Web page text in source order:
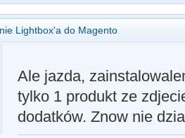
Lightbox'a do Magento
Ale jazda,
tylko 1 produkt ze
dodatków. Znow nie